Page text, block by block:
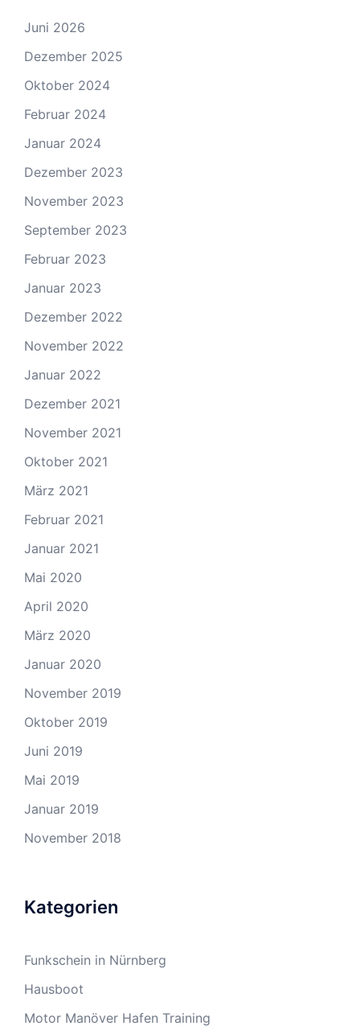
Juni 2026
Dezember 2025
Oktober 2024
Februar 2024
Januar 2024
Dezember 2023
November 2023
September 2023
Februar 2023
Januar 2023
Dezember 2022
November 2022
Januar 2022
Dezember 2021
November 2021
Oktober 2021
März 2021
Februar 2021
Januar 2021
Mai 2020
April 2020
März 2020
Januar 2020
November 2019
Oktober 2019
Juni 2019
Mai 2019
Januar 2019
November 2018
Kategorien
Funkschein in Nürnberg
Hausboot
Motor Manöver Hafen Training